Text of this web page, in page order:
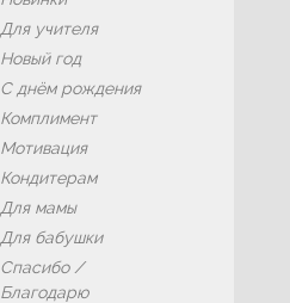
Для учителя
Новый год
С днём рождения
Комплимент
Мотивация
Кондитерам
Для мамы
Для бабушки
Спасибо /
Благодарю